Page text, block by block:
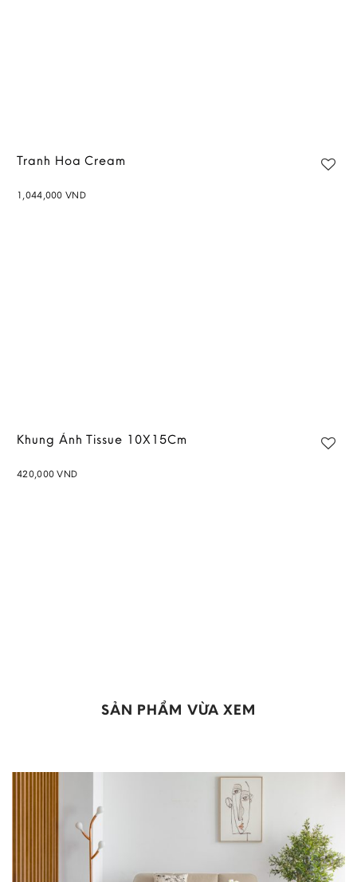
Tranh Hoa Cream
1,044,000 VND
Khung Ảnh Tissue 10X15Cm
420,000VND
SẢN PHẨM VỪA XEM